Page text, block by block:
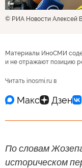
© РИА Новости Алексей
Материалы ИноСМИ
и не отражают позицию
Читать inosmi.ru в
По словам
историческом